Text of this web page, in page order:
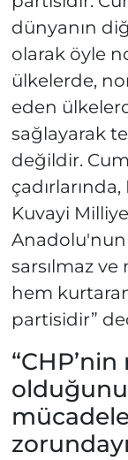
dünyanın
olarak öyle
ülkelerde,
eden
sağlayarak
değildir.
çadırlarında,
Kuvayi
Anadolu'nun
sarsılmaz
hem
partisidir”